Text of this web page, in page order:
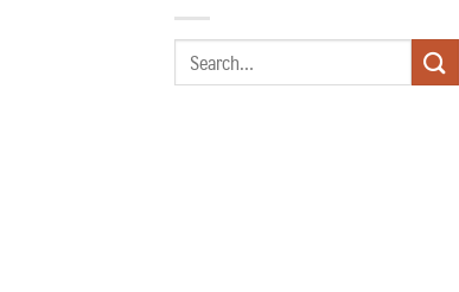
Search
for: